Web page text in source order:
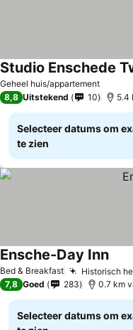
Geheel huis/appartement
8,8 Uitstekend 10 5.4
Selecteer datums om
te zien
Bed & Breakfast Historisch
Ensche-Day Inn
7,8 Goed 283 0.7 km
Selecteer datums om